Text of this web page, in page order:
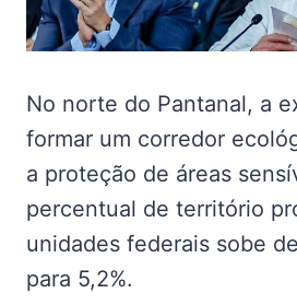
No norte do Pantanal, a
formar um corredor
a proteção de áreas
percentual de território
unidades federais sobe
para 5,2%.